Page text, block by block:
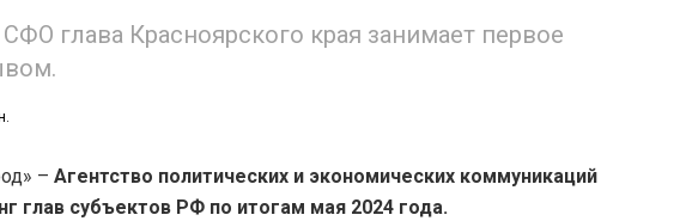
глава Красноярского края занимает первое
– Агентство политических и экономических коммуникаций
глав субъектов РФ по итогам мая 2024 года.